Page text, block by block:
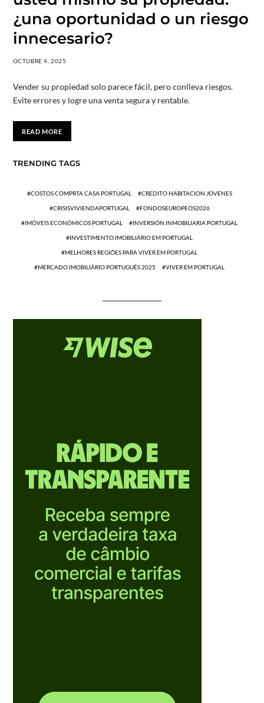
¿una oportunidad o un riesgo
innecesario?
OCTUBRE 4, 2025
Vender su propiedad solo parece fácil, pero conlleva riesgos.
Evite errores y logre una venta segura y rentable.
READ MORE
TRENDING TAGS
COSTOS COMPRTA CASA PORTUGAL CREDITO HABITACION JOVENES
CRISISVIVIENDAPORTUGAL FONDOSEUROPEOS2026
IMÓVEIS ECONÓMICOS PORTUGAL INVERSIÓN INMOBILIARIA PORTUGAL
INVESTIMENTO IMOBILIÁRIO EM PORTUGAL
MELHORES REGIÕES PARA VIVER EM PORTUGAL
MERCADO IMOBILIÁRIO PORTUGUÊS 2025 VIVER EM PORTUGAL